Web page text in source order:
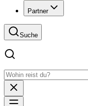
Partner
Suche